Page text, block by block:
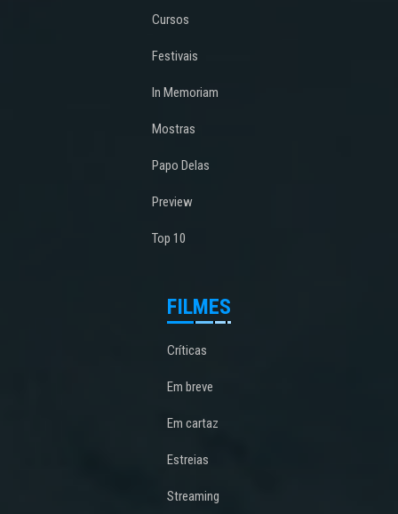
Cursos
Festivais
In Memoriam
Mostras
Papo Delas
Preview
Top 10
FILMES
Críticas
Em breve
Em cartaz
Estreias
Streaming